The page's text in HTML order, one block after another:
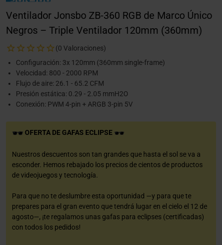
Ventilador Jonsbo ZB-360 RGB de Marco Único
Negros – Triple Ventilador 120mm (360mm)
(0 Valoraciones)
Configuración: 3x 120mm (360mm single-frame)
Velocidad: 800 - 2000 RPM
Flujo de aire: 26.1 - 65.2 CFM
Presión estática: 0.29 - 2.05 mmH2O
Conexión: PWM 4-pin + ARGB 3-pin 5V
OFERTA DE GAFAS ECLIPSE
Nuestros descuentos son tan grandes que hasta el sol se va a
esconder. Hemos rebajado los precios de cientos de productos
de videojuegos y tecnología.
Para que no te deslumbre esta oportunidad —y para que te
prepares para el gran evento que tendrá lugar en el cielo el 12 de
agosto—, ¡te regalamos unas gafas para eclipses (certificadas)
con todos los pedidos!